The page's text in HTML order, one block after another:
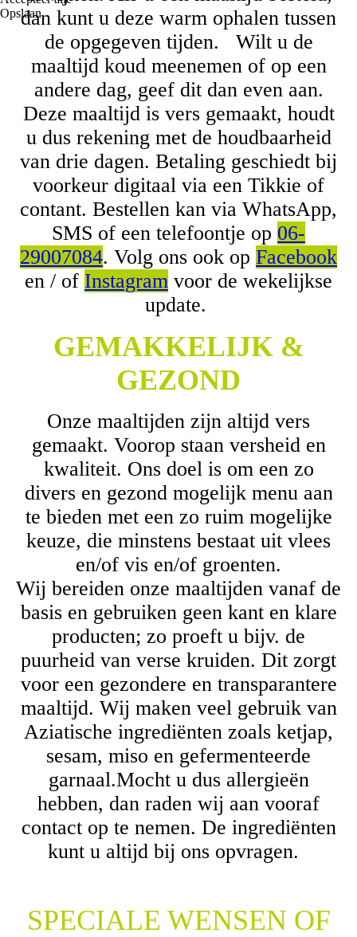
dan kunt u deze warm ophalen tussen
de opgegeven tijden. Wilt u de
maaltijd koud meenemen of op een
andere dag, geef dit dan even aan.
Deze maaltijd is vers gemaakt, houdt
u dus rekening met de houdbaarheid
van drie dagen. Betaling geschiedt bij
voorkeur digitaal via een Tikkie of
contant. Bestellen kan via WhatsApp,
SMS of een telefoontje op 06-
29007084. Volg ons ook op Facebook
en / of Instagram voor de wekelijkse
update.
GEMAKKELIJK &
GEZOND
Onze maaltijden zijn altijd vers
gemaakt. Voorop staan versheid en
kwaliteit. Ons doel is om een zo
divers en gezond mogelijk menu aan
te bieden met een zo ruim mogelijke
keuze, die minstens bestaat uit vlees
en/of vis en/of groenten.
Wij bereiden onze maaltijden vanaf de
basis en gebruiken geen kant en klare
producten; zo proeft u bijv. de
puurheid van verse kruiden. Dit zorgt
voor een gezondere en transparantere
maaltijd. Wij maken veel gebruik van
Aziatische ingrediënten zoals ketjap,
sesam, miso en gefermenteerde
garnaal.Mocht u dus allergieën
hebben, dan raden wij aan vooraf
contact op te nemen. De ingrediënten
kunt u altijd bij ons opvragen.
SPECIALE WENSEN OF
Opslaan